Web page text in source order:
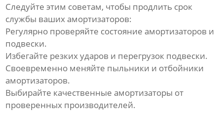
Следуйте этим советам, чтобы продлить срок
службы вашихамортизаторов:
Регулярно проверяйте состояниеамортизаторов и
подвески.
Избегайте резких ударов и перегрузок подвески.
Своевременно меняйте пыльники и отбойники
амортизаторов.
Выбирайте качественныеамортизаторы от
проверенных производителей.